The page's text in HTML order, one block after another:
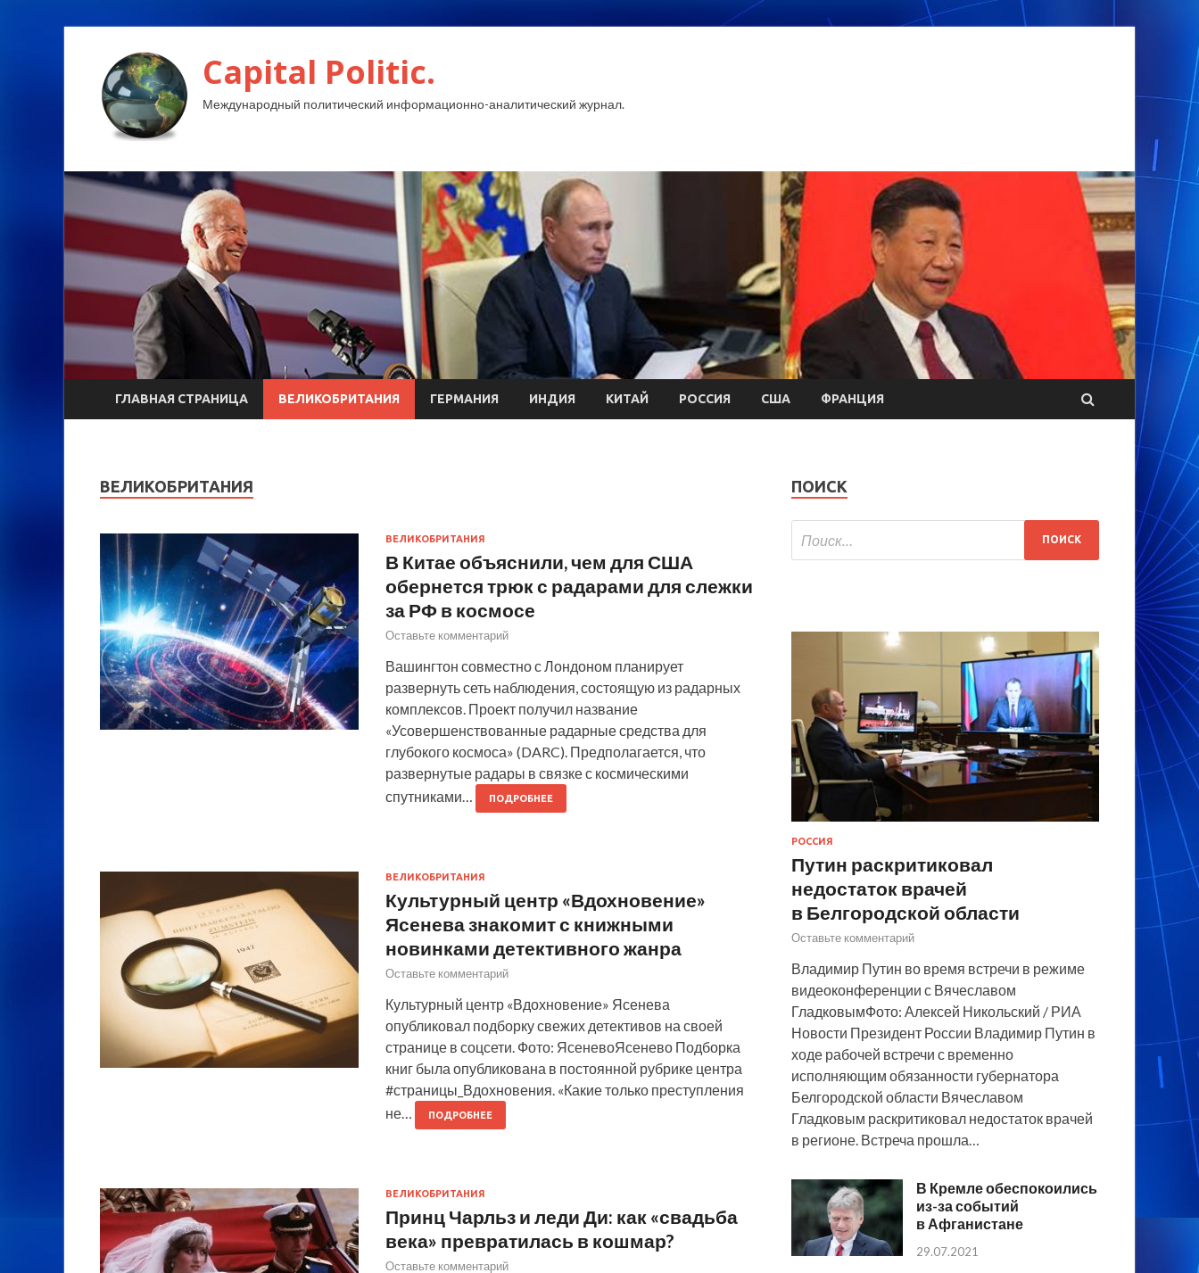
Capital Politic.
Международный политический информационно-аналитический журнал.
ГЛАВНАЯ СТРАНИЦА ВЕЛИКОБРИТАНИЯ ГЕРМАНИЯ ИНДИЯ КИТАЙ РОССИЯ США ФРАНЦИЯ
ВЕЛИКОБРИТАНИЯ
ВЕЛИКОБРИТАНИЯ
В Китае объяснили, чем для США
обернется трюк с радарами для слежки
за РФ в космосе
Оставьте комментарий
Вашингтон совместно с Лондоном планирует
развернуть сеть наблюдения, состоящую из радарных
комплексов. Проект получил название
«Усовершенствованные радарные средства для
глубокого космоса» (DARC). Предполагается, что
развернутые радары в связке с космическими
спутниками…
ПОДРОБНЕЕ
ВЕЛИКОБРИТАНИЯ
Культурный центр «Вдохновение»
Ясенева знакомит с книжными
новинками детективного жанра
Оставьте комментарий
Культурный центр «Вдохновение» Ясенева
опубликовал подборку свежих детективов на своей
странице в соцсети. Фото: ЯсеневоЯсенево Подборка
книг была опубликована в постоянной рубрике центра
#страницы_Вдохновения. «Какие только преступления
не…
ПОДРОБНЕЕ
ВЕЛИКОБРИТАНИЯ
Принц Чарльз и леди Ди: как «свадьба
века» превратилась в кошмар?
Оставьте комментарий
ПОИСК
РОССИЯ
Путин раскритиковал
недостаток врачей
в Белгородской области
Оставьте комментарий
Владимир Путин во время встречи в режиме
видеоконференции с Вячеславом
ГладковымФото: Алексей Никольский / РИА
Новости Президент России Владимир Путин в
ходе рабочей встречи с временно
исполняющим обязанности губернатора
Белгородской области Вячеславом
Гладковым раскритиковал недостаток врачей
в регионе. Встреча прошла…
В Кремле обеспокоились
из-за событий
в Афганистане
29.07.2021